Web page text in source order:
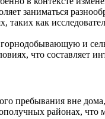
заниматься
как
и
что составляет
пребывания вне
районах,